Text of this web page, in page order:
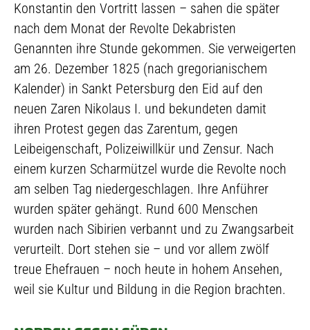
Konstantin den Vortritt lassen – sahen die später
nach dem Monat der Revolte Dekabristen
Genannten ihre Stunde gekommen. Sie verweigerten
am 26. Dezember 1825 (nach gregorianischem
Kalender) in Sankt Petersburg den Eid auf den
neuen Zaren Nikolaus I. und bekundeten damit
ihren Protest gegen das Zarentum, gegen
Leibeigenschaft, Polizeiwillkür und Zensur. Nach
einem kurzen Scharmützel wurde die Revolte noch
am selben Tag niedergeschlagen. Ihre Anführer
wurden später gehängt. Rund 600 Menschen
wurden nach Sibirien verbannt und zu Zwangsarbeit
verurteilt. Dort stehen sie – und vor allem zwölf
treue Ehefrauen – noch heute in hohem Ansehen,
weil sie Kultur und Bildung in die Region brachten.